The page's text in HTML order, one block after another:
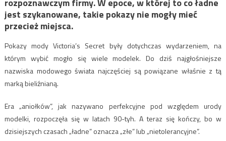
jest szykanowane, takie pokazy nie mogły mieć
przecież miejsca.
Pokazy mody Victoria’s Secret były dotychczas wydarzeniem, na
którym wybić mogło się wiele modelek. Do dziś najgłośniejsze
nazwiska modowego świata najczęściej są powiązane właśnie z tą
marką bieliźnianą.
Era „aniołków”, jak nazywano perfekcyjne pod względem urody
modelki, rozpoczęła się w latach 90-tyh. A teraz się kończy, bo w
dzisiejszych czasach „ładne” oznacza „złe” lub „nietolerancyjne”.